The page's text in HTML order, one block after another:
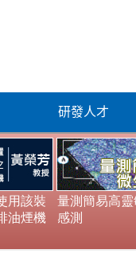
研發人才